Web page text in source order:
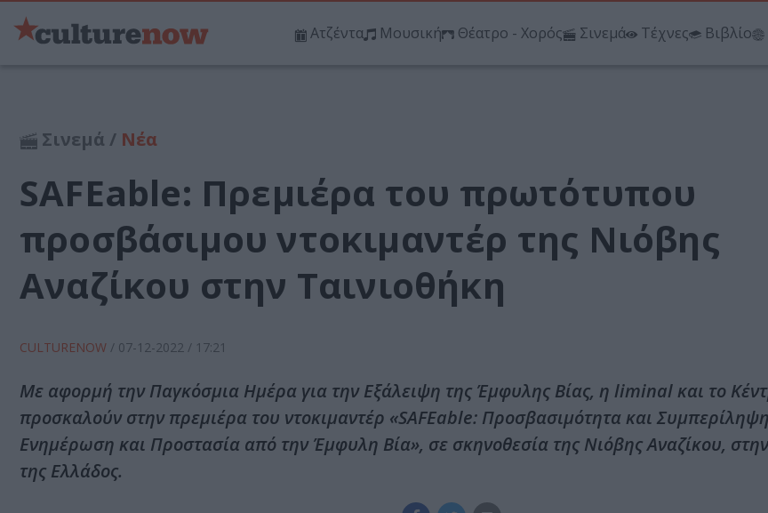
Ατζέντα Μουσική Θέατρο - Χορός Σινεμά Τέχνες Βιβλίο
Σινεμά / Νέα
SAFEable: Πρεμιέρα του πρωτότυπου
προσβάσιμου ντοκιμαντέρ της Νιόβης
Αναζίκου στην Ταινιοθήκη
CULTURENOW / 07-12-2022 / 17:21
Με αφορμή την Παγκόσμια Ημέρα για την Εξάλειψη της Έμφυλης Βίας, η liminal και το
προσκαλούν στην πρεμιέρα του ντοκιμαντέρ «SAFEable: Προσβασιμότητα και
Ενημέρωση και Προστασία από την Έμφυλη Βία», σε σκηνοθεσία της Νιόβης Αναζίκου,
της Ελλάδος.